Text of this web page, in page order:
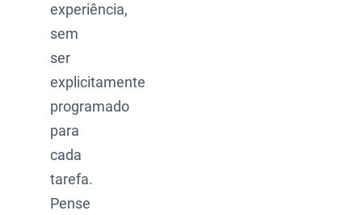
experiência,
sem
ser
explicitamente
programado
para
cada
tarefa.
Pense